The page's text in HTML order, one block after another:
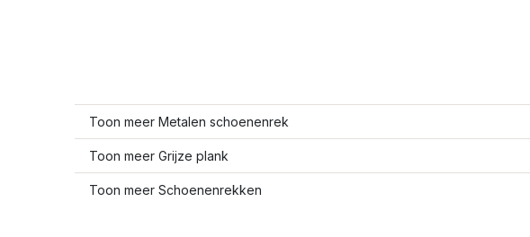
Toon meer Metalen schoenenrek
Toon meer Grijze plank
Toon meer Schoenenrekken